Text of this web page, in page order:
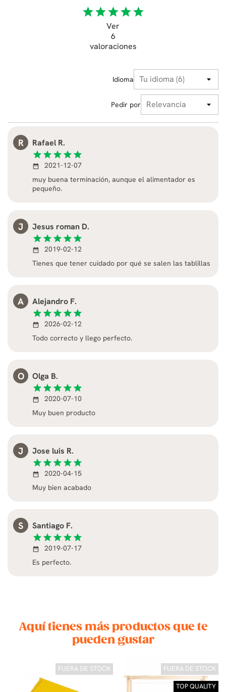
starstarstarstarstar
Ver
6
valoraciones
Idioma
Pedir por
R Rafael R.
star star star star star
date_range
2021-12-07
muy buena terminación, aunque el alimentador es
pequeño.
J Jesus roman D.
star star star star star
date_range
2019-02-12
Tienes que tener cuidado por qué se salen las tablillas
A Alejandro F.
star star star star star
date_range
2026-02-12
Todo correcto y llego perfecto.
O Olga B.
star star star star star
date_range
2020-07-10
Muy buen producto
J Jose luis R.
star star star star star
date_range
2020-04-15
Muy bien acabado
S Santiago F.
star star star star star
date_range
2019-07-17
Es perfecto.
Aquí tienes más productos que te
pueden gustar
FUERA DE STOCK FUERA DE STOCK
TOP QUALITY